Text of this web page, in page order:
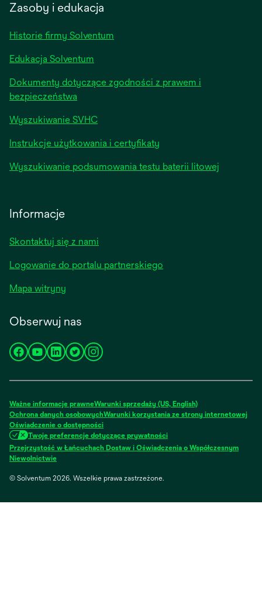
tab
Zasoby i edukacja
Historie firmy Solventum
Edukacja Solventum
Dokumenty dotyczące zgodności z prawem i
bezpieczeństwa
Wyszukiwanie SVHC
Instrukcje użytkowania i certyfikaty
Wyszukiwanie podsumowania testu baterii litowej
Informacje
Skontaktuj się z nami
Logowanie do portalu partnerskiego
Mapa witryny
Obserwuj nas
opens
new
tab
opens
new
tab
opens
new
tab
opens
tab
opens
new
tab
Ważne informacje prawneWarunki sprzedaży (US, English)
Ochrona danych osobowychWarunki korzystania ze strony internetowej
Oświadczenie o dostępności
Twoje preferencje dotyczące prywatności
Przejrzystość w Łańcuchach Dostaw i Oświadczenia o Współczesnym
Niewolnictwie
© Solventum 2026. Wszelkie prawa zastrzeżone.